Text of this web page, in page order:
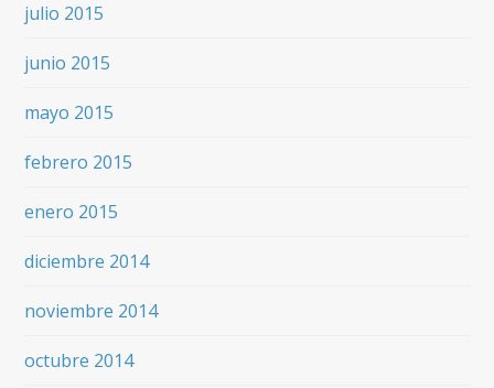
julio 2015
junio 2015
mayo 2015
febrero 2015
enero 2015
diciembre 2014
noviembre 2014
octubre 2014